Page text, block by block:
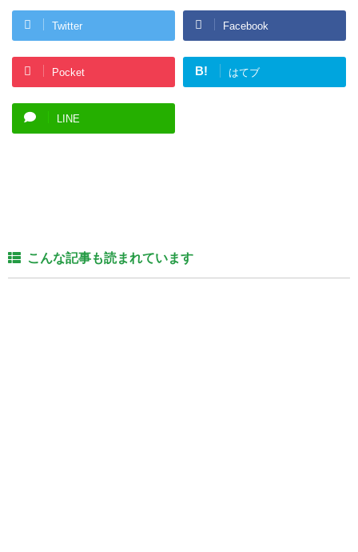
Twitter Facebook
Pocket B! はてブ
LINE
こんな記事も読まれています